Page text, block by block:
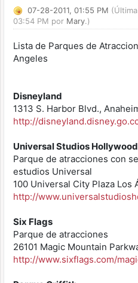
07-28-2011, 01:55 PM
03:54 PM por Mary.)
Lista de Parques de
Angeles
Disneyland
1313 S. Harbor Blvd.,
http://
Universal Studios Hollywood
Parque de atracciones con
estudios Universal
100 Universal City Plaza Los
http://
Six Flags
Parque de atracciones
26101 Magic Mountain
http://www.sixflags.com/